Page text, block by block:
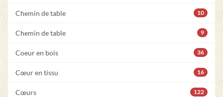
Chemin de table 10
Chemin de table 9
Coeur en bois 36
Cœur en tissu 16
Cœurs 122